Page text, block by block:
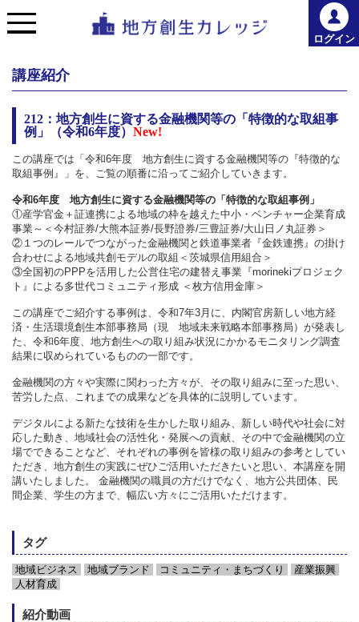
ログイン
講座紹介
212：地方創生に資する金融機関等の「特徴的な取組事
例」（令和6年度） New!
この講座では「令和6年度 地方創生に資する金融機関等の『特徴的な
取組事例』」を、ご覧の順番に沿ってご紹介していきます。
令和6年度 地方創生に資する金融機関等の「特徴的な取組事例」
①産学官金＋証連携による地域の枠を越えた中小・ベンチャー企業育成
事業～＜今村証券/大熊本証券/長野證券/三豊証券/大山日ノ丸証券＞
②１つのレールでつながった金融機関と鉄道事業者『金鉄連携』の掛け
合わせによる地域共創モデルの取組＜茨城県信用組合＞
③全国初のPPPを活用した公営住宅の建替え事業『morinekiプロジェク
ト』による多世代コミュニティ形成 ＜枚方信用金庫＞
この講座でご紹介する事例は、令和7年3月に、内閣官房新しい地方経
済・生活環境創生本部事務局（現 地域未来戦略本部事務局）が発表し
た、令和6年度、地方創生への取り組み状況にかかるモニタリング調査
結果に収められているものの一部です。
金融機関の方々や実際に関わった方々が、その取り組みに至った思い、
苦労した点、これまでの成果などを具体的に説明しています。
デジタルによる新たな技術を生かした取り組み、新しい時代や社会に対
応した動き、地域社会の活性化・発展への貢献、その中で金融機関の立
場でできることなど、それぞれの事例を皆様の取り組みの参考としてい
ただき、地方創生の実践にぜひご活用いただきたいと思い、本講座を開
講いたしました。 金融機関の職員の方だけでなく、地方公共団体、民
間企業、学生の方まで、幅広い方々にご活用いただけます。
タグ
地域ビジネス 地域ブランド コミュニティ・まちづくり
産業振興
人材育成
紹介動画